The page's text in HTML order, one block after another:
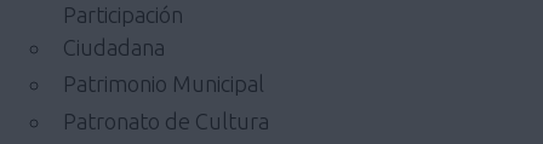
Participación
Ciudadana
Patrimonio Municipal
Patronato de Cultura